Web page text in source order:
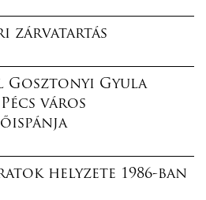
zárvatartás
Gosztonyi Gyula
város
helyzete 1986-ban